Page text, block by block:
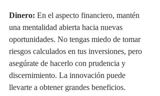
Dinero: En el aspecto financiero, mantén
una mentalidad abierta hacia nuevas
oportunidades. No tengas miedo de tomar
riesgos calculados en tus inversiones, pero
asegúrate de hacerlo con prudencia y
discernimiento. La innovación puede
llevarte a obtener grandes beneficios.